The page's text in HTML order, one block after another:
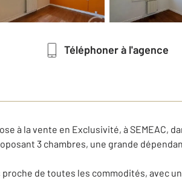
Téléphoner à l'agence
à la vente en Exclusivité, à SEMEAC,
3 chambres, une grande
de toutes les commodités, avec